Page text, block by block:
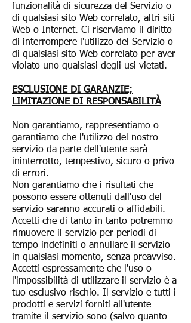
funzionalità di sicurezza del Servizio o
di qualsiasi sito Web correlato, altri siti
Web o Internet. Ci riserviamo il diritto
di interrompere l'utilizzo del Servizio o
di qualsiasi sito Web correlato per aver
violato uno qualsiasi degli usi vietati.
ESCLUSIONE DI GARANZIE;
LIMITAZIONE DI RESPONSABILITÀ
Non garantiamo, rappresentiamo o
garantiamo che l'utilizzo del nostro
servizio da parte dell'utente sarà
ininterrotto, tempestivo, sicuro o privo
di errori.
Non garantiamo che i risultati che
possono essere ottenuti dall'uso del
servizio saranno accurati o affidabili.
Accetti che di tanto in tanto potremmo
rimuovere il servizio per periodi di
tempo indefiniti o annullare il servizio
in qualsiasi momento, senza preavviso.
Accetti espressamente che l'uso o
l'impossibilità di utilizzare il servizio è a
tuo esclusivo rischio. Il servizio e tutti i
prodotti e servizi forniti all'utente
tramite il servizio sono (salvo quanto